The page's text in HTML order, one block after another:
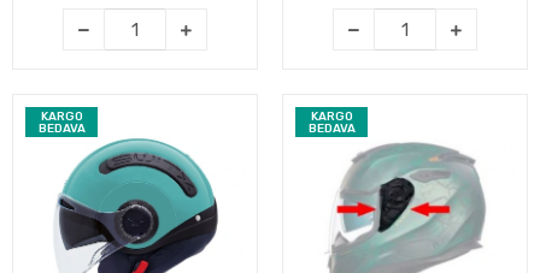
KARGO
BEDAVA
KARGO
BEDAVA